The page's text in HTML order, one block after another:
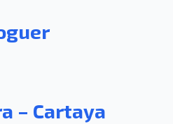
– Cartaya